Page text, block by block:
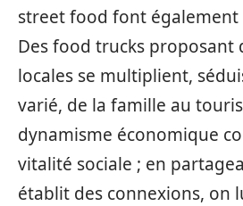
street food font
Des food trucks proposant
locales se multiplient,
varié, de la famille au
dynamisme économique
vitalité sociale ; en
établit des connexions, on